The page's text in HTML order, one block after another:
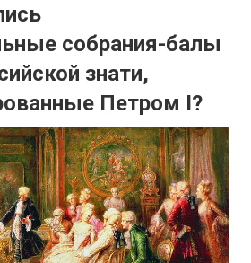
собрания-балы
знати,
Петром I?